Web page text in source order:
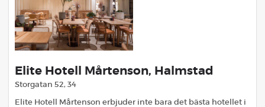
Elite Hotell Mårtenson, Halmstad
Storgatan 52, 34
Elite Hotell Mårtenson erbjuder inte bara det bästa hotellet i